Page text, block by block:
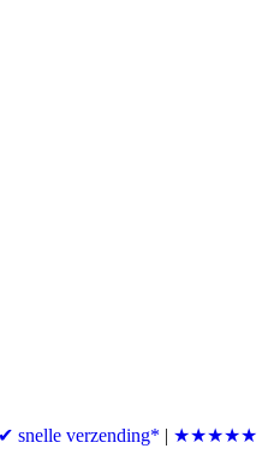
snelle verzending* | ★★★★★